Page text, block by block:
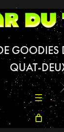
GOODIES
QUAT-